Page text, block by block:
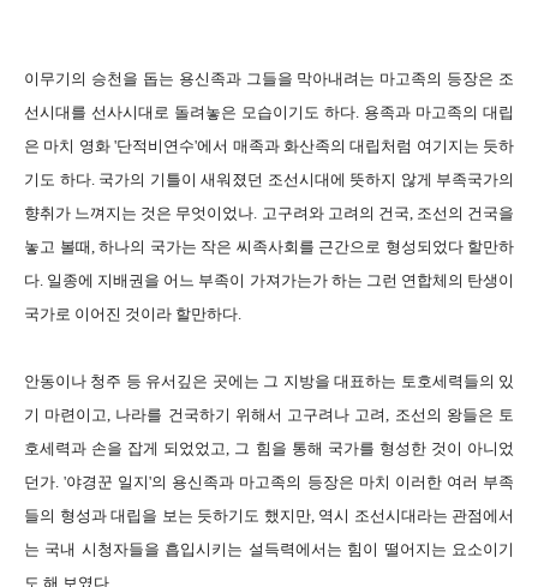
이무기의 승천을 돕는 용신족과 그들을 막아내려는 마고족의 등장은 조
선시대를 선사시대로 돌려놓은 모습이기도 하다. 용족과 마고족의 대립
은 마치 영화 '단적비연수'에서 매족과 화산족의 대립처럼 여기지는 듯하
기도 하다. 국가의 기틀이 새워졌던 조선시대에 뜻하지 않게 부족국가의
향취가 느껴지는 것은 무엇이었나. 고구려와 고려의 건국, 조선의 건국을
놓고 볼때, 하나의 국가는 작은 씨족사회를 근간으로 형성되었다 할만하
다. 일종에 지배권을 어느 부족이 가져가는가 하는 그런 연합체의 탄생이
국가로 이어진 것이라 할만하다.
안동이나 청주 등 유서깊은 곳에는 그 지방을 대표하는 토호세력들의 있
기 마련이고, 나라를 건국하기 위해서 고구려나 고려, 조선의 왕들은 토
호세력과 손을 잡게 되었었고, 그 힘을 통해 국가를 형성한 것이 아니었
던가. '야경꾼 일지'의 용신족과 마고족의 등장은 마치 이러한 여러 부족
들의 형성과 대립을 보는 듯하기도 했지만, 역시 조선시대라는 관점에서
는 국내 시청자들을 흡입시키는 설득력에서는 힘이 떨어지는 요소이기
도 해 보였다.